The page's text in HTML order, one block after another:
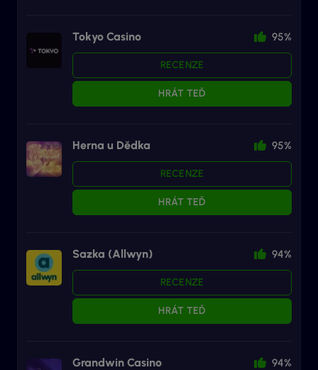
Tokyo Casino 95%
RECENZE
HRÁT TEĎ
Herna u Dědka 95%
RECENZE
HRÁT TEĎ
Sazka (Allwyn) 94%
RECENZE
HRÁT TEĎ
Grandwin Casino 94%